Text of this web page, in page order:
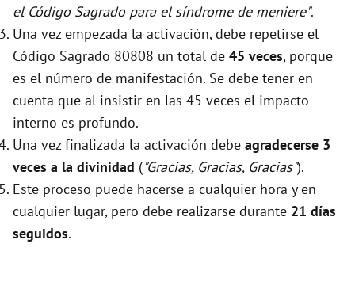
el Código Sagrado para el síndrome de meniere".
Una vez empezada la activación, debe repetirse el
Código Sagrado 80808 un total de 45 veces, porque
es el número de manifestación. Se debe tener en
cuenta que al insistir en las 45 veces el impacto
interno es profundo.
Una vez finalizada la activación debe agradecerse 3
veces a la divinidad ("Gracias, Gracias, Gracias").
Este proceso puede hacerse a cualquier hora y en
cualquier lugar, pero debe realizarse durante 21 días
seguidos.